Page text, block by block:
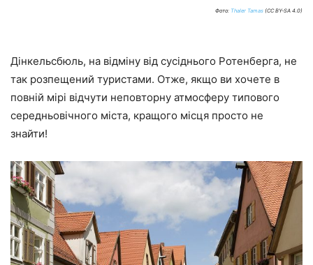
Фото: Thaler Tamas (CC BY-SA 4.0)
Дінкельсбюль, на відміну від сусіднього Ротенберга, не
так розпещений туристами. Отже, якщо ви хочете в
повній мірі відчути неповторну атмосферу типового
середньовічного міста, кращого місця просто не
знайти!